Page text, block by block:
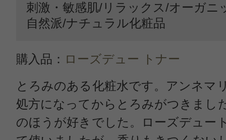
刺激・敏感肌/リラックス/オーガニ
自然派/ナチュラル化粧品
購入品： ローズデュー トナー
とろみのある化粧水です。アンネマ
処方になってからとろみがつきまし
のほうが好きでした。ローズデュー